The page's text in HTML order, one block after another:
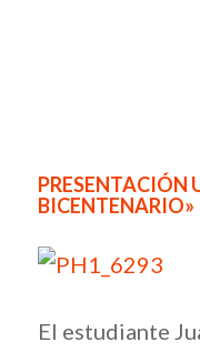
PRESENTACIÓN
BICENTENARIO»
El estudiante